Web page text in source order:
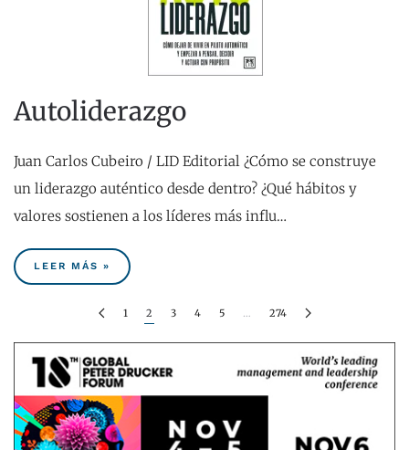
Autoliderazgo
Juan Carlos Cubeiro / LID Editorial ¿Cómo se construye
un liderazgo auténtico desde dentro? ¿Qué hábitos y
valores sostienen a los líderes más influ…
LEER MÁS »
1 2 3 4 5 274